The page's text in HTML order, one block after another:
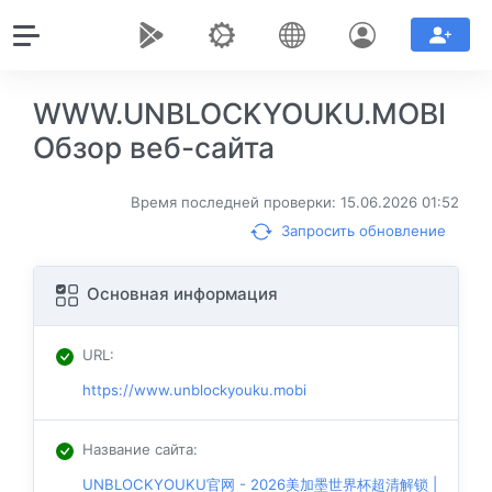
WWW.UNBLOCKYOUKU.MOBI
Обзор веб-сайта
Время последней проверки: 15.06.2026 01:52
Запросить обновление
Основная информация
URL:
https://www.unblockyouku.mobi
Название сайта:
UNBLOCKYOUKU官网 - 2026美加墨世界杯超清解锁 |